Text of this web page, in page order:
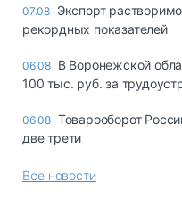
07.08 Экспорт
рекордных показателей
06.08 В Воронежской
100 тыс. руб. за
06.08 Товарооборот
две трети
Все новости